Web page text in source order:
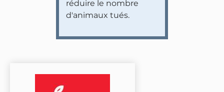
réduire le nombre
d'animaux tués.